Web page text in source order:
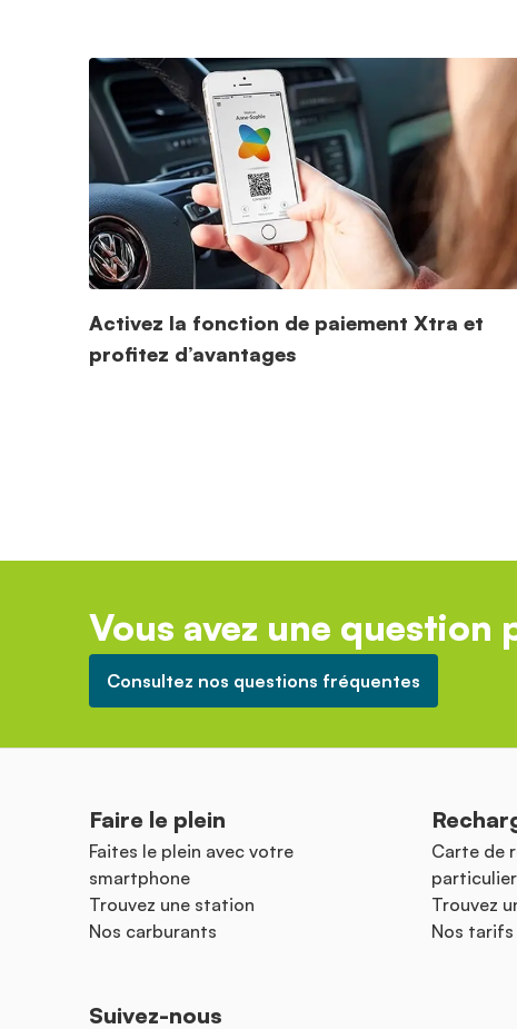
Activez la fonction de paiement Xtra et
profitez d’avantages
Vous avez une question
Consultez nos questions fréquentes
Faire le plein
Faites le plein avec votre
smartphone
Trouvez une station
Nos carburants
Carte de
Trouvez
Nos tarifs
Suivez-nous